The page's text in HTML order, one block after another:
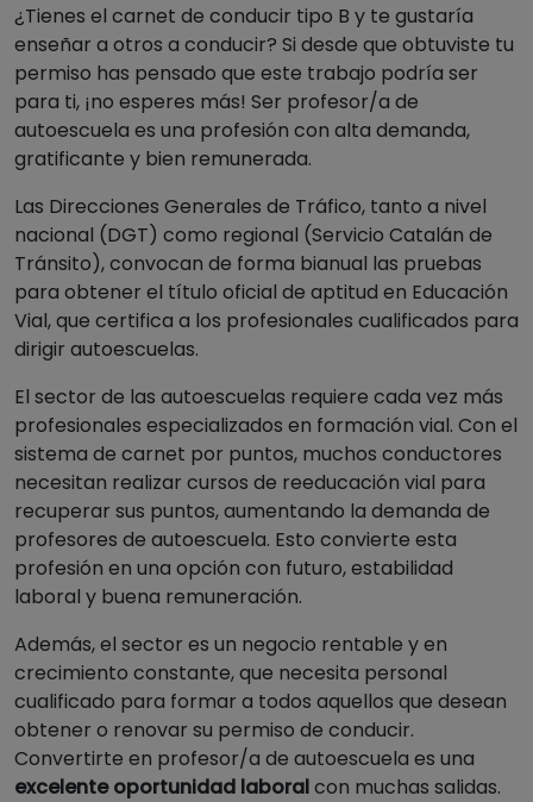
¿Tienes el carnet de conducir tipo B y te gustaría
enseñar a otros a conducir? Si desde que obtuviste tu
permiso has pensado que este trabajo podría ser
para ti, ¡no esperes más! Ser profesor/a de
autoescuela es una profesión con alta demanda,
gratificante y bien remunerada.
Las Direcciones Generales de Tráfico, tanto a nivel
nacional (DGT) como regional (Servicio Catalán de
Tránsito), convocan de forma bianual las pruebas
para obtener el título oficial de aptitud en Educación
Vial, que certifica a los profesionales cualificados para
dirigir autoescuelas.
El sector de las autoescuelas requiere cada vez más
profesionales especializados en formación vial. Con el
sistema de carnet por puntos, muchos conductores
necesitan realizar cursos de reeducación vial para
recuperar sus puntos, aumentando la demanda de
profesores de autoescuela. Esto convierte esta
profesión en una opción con futuro, estabilidad
laboral y buena remuneración.
Además, el sector es un negocio rentable y en
crecimiento constante, que necesita personal
cualificado para formar a todos aquellos que desean
obtener o renovar su permiso de conducir.
Convertirte en profesor/a de autoescuela es una
excelente oportunidad laboralcon muchas salidas.